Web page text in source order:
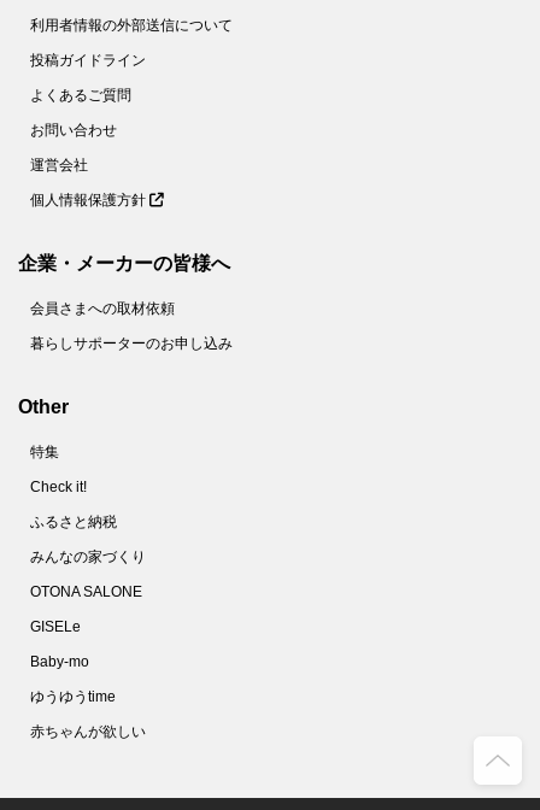
利用者情報の外部送信について
投稿ガイドライン
よくあるご質問
お問い合わせ
運営会社
個人情報保護方針
企業・メーカーの皆様へ
会員さまへの取材依頼
暮らしサポーターのお申し込み
Other
特集
Check it!
ふるさと納税
みんなの家づくり
OTONA SALONE
GISELe
Baby-mo
ゆうゆうtime
赤ちゃんが欲しい